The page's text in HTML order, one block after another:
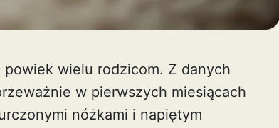
wielu rodzicom. Z danych
w pierwszych miesiącach
nóżkami i napiętym